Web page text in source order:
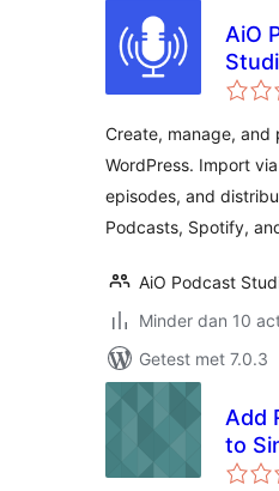
AiO
Create, manage, and
WordPress. Import
episodes, and
Podcasts, Spotify,
AiO Podcast
Minder dan 10
Getest met 7.0.3
Add
to